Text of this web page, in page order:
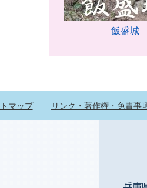
飯盛城
マップ リンク・著作権・免責事